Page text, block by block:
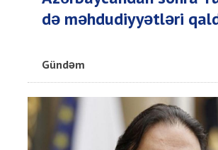
də məhdudiyyətləri
Gündəm